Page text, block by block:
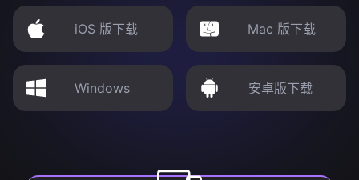
iOS 版下载 Mac 版下载
Windows 安卓版下载